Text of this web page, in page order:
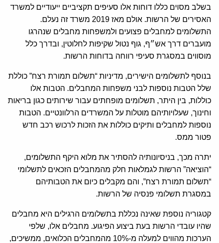
בשלב מסוים כללו דוחות אלו סעיפים תקציביים ייעודיים למשרד
האסירים של הרשות. אולם מאז 2019 משרד זה נעלם.
התשלומים למחבלים פצועים ולמשפחות מחבלים שנהרגו
מועברים דרך אש״ף, גוף נטול שקיפות לחלוטין, ובדרך כלל
מוסווים במסגרת סעיפי רווחה בדוחות הרשות.
בנוסף לתשלומים הישירים, מדיניות “תשלום תמורת רצח” כוללת
שלל הטבות נוספות לבני משפחות המחבלים. הטבות אלו
כוללות, בין היתר, תשלומים מופחתים עבור שירותים כגון בריאות
וחינוך, שעלויותיהם מוטלות על המשרדים הרלוונטיים. הטבות
נוספות למחבלים ותיקים כוללות את הזכות לרכוש רכב חדש
פטור ממס.
יתרה מכך, בניסיונותיה להסתיר את מלוא היקף התשלומים,
“הוציאה” הרשות לגמלאות חלק מהמחבלים הזכאים לתשלומי
“תשלום תמורת רצח”, והם מקבלים כיום את הטבותיהם
במסגרת תשלומי פנסיה של הרשות.
קטגוריה נוספת שאינה נכללת בתשלומים הרגילים היא מחבלים
שהיו עובדי הרשות בעת ביצוע הפיגוע. מחבלים אלו, שלפי
הערכות מהווים למעלה מ-10% מהמחבלים הכלואים, ממשיכים,